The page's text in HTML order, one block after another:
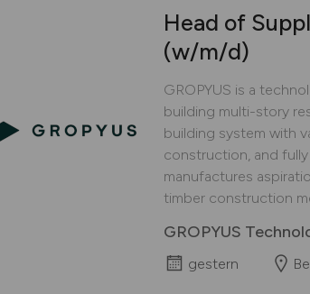
Head of
(w/m/d)
GROPYUS is a
building multi-story
building system with
construction, and
manufactures
timber construction
GROPYUS
gestern